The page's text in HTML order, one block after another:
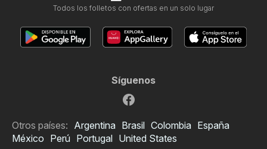
Todos los folletos con ofertas en un solo lugar
Síguenos
Otros países: Argentina Brasil Colombia España
México Perú Portugal United States